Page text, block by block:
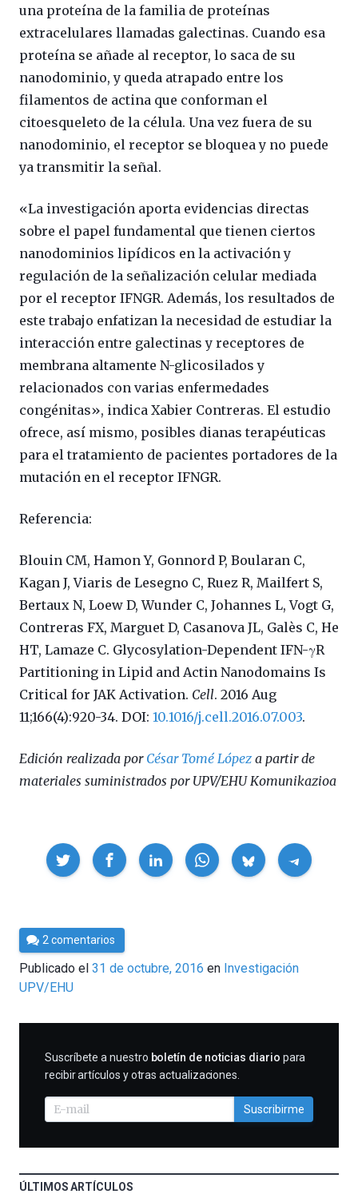
una proteína de la familia de proteínas
extracelulares llamadas galectinas. Cuando esa
proteína se añade al receptor, lo saca de su
nanodominio, y queda atrapado entre los
filamentos de actina que conforman el
citoesqueleto de la célula. Una vez fuera de su
nanodominio, el receptor se bloquea y no puede
ya transmitir la señal.
«La investigación aporta evidencias directas
sobre el papel fundamental que tienen ciertos
nanodominios lipídicos en la activación y
regulación de la señalización celular mediada
por el receptor IFNGR. Además, los resultados de
este trabajo enfatizan la necesidad de estudiar la
interacción entre galectinas y receptores de
membrana altamente N-glicosilados y
relacionados con varias enfermedades
congénitas», indica Xabier Contreras. El estudio
ofrece, así mismo, posibles dianas terapéuticas
para el tratamiento de pacientes portadores de la
mutación en el receptor IFNGR.
Referencia:
Blouin CM, Hamon Y, Gonnord P, Boularan C,
Kagan J, Viaris de Lesegno C, Ruez R, Mailfert S,
Bertaux N, Loew D, Wunder C, Johannes L, Vogt G,
Contreras FX, Marguet D, Casanova JL, Galès C, He
HT, Lamaze C. Glycosylation-Dependent IFN-γR
Partitioning in Lipid and Actin Nanodomains Is
Critical for JAK Activation. Cell. 2016 Aug
11;166(4):920-34. DOI: 10.1016/j.cell.2016.07.003.
Edición realizada por César Tomé López a partir de
materiales suministrados por UPV/EHU Komunikazioa
Compartir
Por
César
Tomé
2 comentarios
Publicado el 31 de octubre, 2016 en Investigación
UPV/EHU
SUSCRIBIRME
Suscríbete a nuestro boletín de noticias diario para
recibir artículos y otras actualizaciones.
Suscribirme
ÚLTIMOS ARTÍCULOS